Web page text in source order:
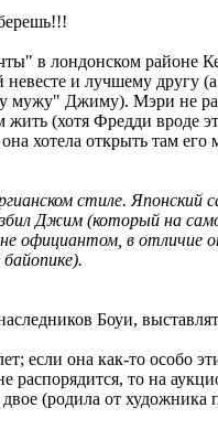
в лондонском районе
и лучшему другу
мужу" Джиму). Мэри не
жить (хотя Фредди вроде
хотела открыть там его
стиле. Японский
Джим (который на
не официантом, в отличие
Боуи,
если она как-то особо
распорядится, то на
(родила от художника